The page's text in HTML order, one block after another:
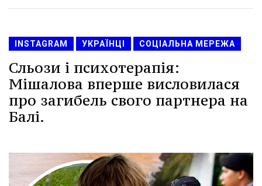
INSTAGRAM УКРАЇНЦІ СОЦІАЛЬНА МЕРЕЖА
Сльози і психотерапія:
Мішалова вперше висловилася
про загибель свого партнера на
Балі.